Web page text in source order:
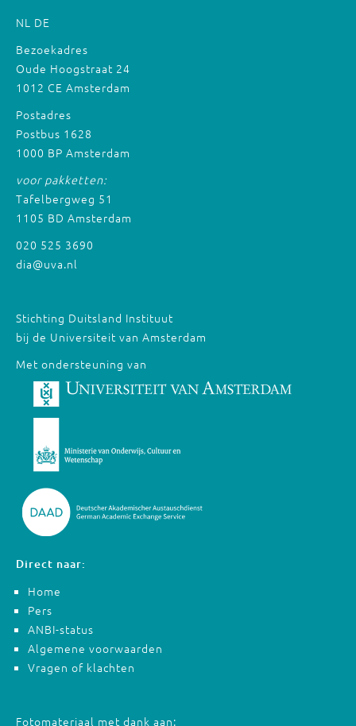
NL DE
Bezoekadres
Oude Hoogstraat 24
1012 CE Amsterdam
Postadres
Postbus 1628
1000 BP Amsterdam
voor pakketten:
Tafelbergweg 51
1105 BD Amsterdam
020 525 3690
dia@uva.nl
Stichting Duitsland Instituut
bij de Universiteit van Amsterdam
Met ondersteuning van
Direct naar:
Home
Pers
ANBI-status
Algemene voorwaarden
Vragen of klachten
Fotomateriaal met dank aan: